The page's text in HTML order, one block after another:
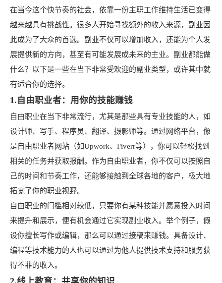
在当今这个快节奏的社会，依靠一份主职工作维持生活已变得
越来越具有挑战性。很多人开始寻找额外的收入来源，副业因
此成为了大众的首选。副业不仅可以增加收入，还能为个人发
展提供新的方向，甚至有可能发展成未来的主业。副业都能做
什么？以下是一些在当下非常受欢迎的副业类型，或许其中就
有适合你的选择。
1.自由职业者：用你的技能赚钱
自由职业在当下非常流行，尤其是那些具有专业技能的人，如
设计师、写手、程序员、翻译、摄影师等。通过网络平台，像
是自由职业者网站（如Upwork、Fiverr等），你可以轻松找到
相关的任务并获取报酬。作为自由职业者，你不仅可以按照自
己的时间和节奏工作，还能够接触到全球各地的客户，极大地
拓宽了你的职业视野。
自由职业的门槛相对较低，只要你有某种技能并愿意投入时间
来提升和展示，便有机会通过它实现副业收入。举个例子，假
设你擅长写作或编辑，那么可以通过接稿来赚钱。具备设计、
编程等技术能力的人也可以通过为他人提供技术支持和服务获
得不菲的收入。